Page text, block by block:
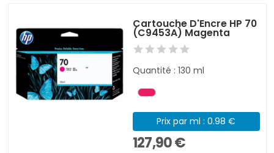
Cartouche D'Encre HP 70
(C9453A) Magenta
Quantité : 130 ml
Prix par ml : 0.98 €
127,90 €